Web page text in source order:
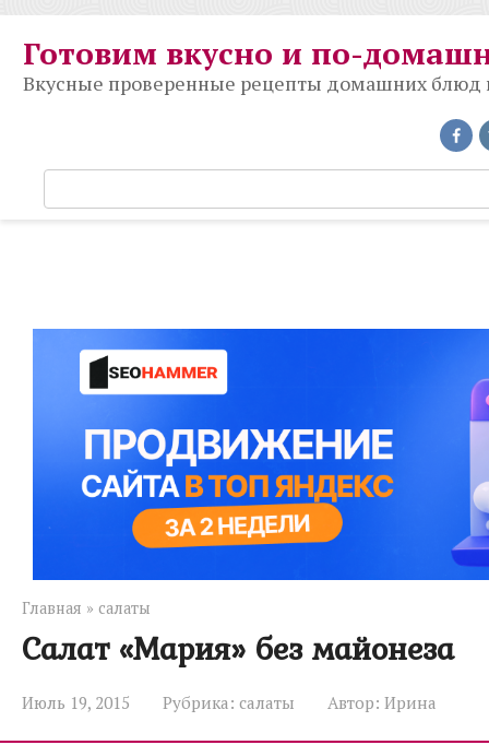
контенту
Готовим вкусно и по-
Вкусные проверенные рецепты домашних блюд
о
Главная » салаты
Салат «Мария» без майонеза
Июль 19, 2015 Рубрика: салаты Автор: Ирина